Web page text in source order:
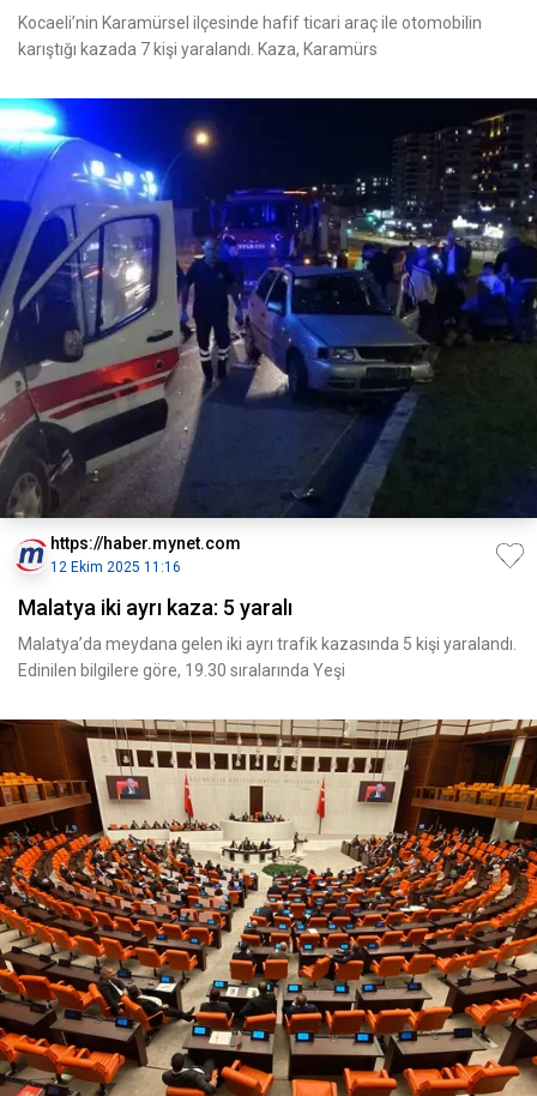
Kocaeli’nin Karamürsel ilçesinde hafif ticari araç ile otomobilin
karıştığı kazada 7 kişi yaralandı. Kaza, Karamürs
https://haber.mynet.com
12 Ekim 2025 11:16
Malatya iki ayrı kaza: 5 yaralı
Malatya’da meydana gelen iki ayrı trafik kazasında 5 kişi yaralandı.
Edinilen bilgilere göre, 19.30 sıralarında Yeşi